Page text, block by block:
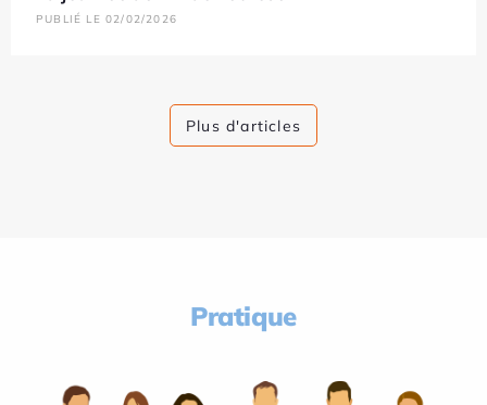
PUBLIÉ LE 02/02/2026
Plus d'articles
Pratique